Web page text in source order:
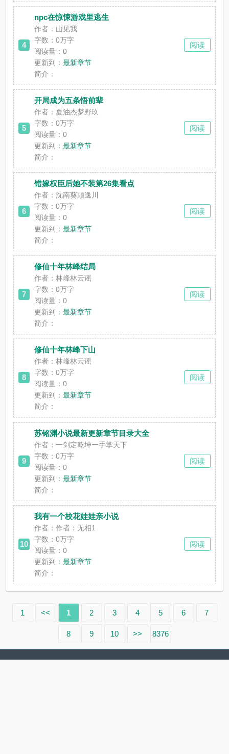
4
npc在惊悚游戏里逃生
作者：山见我
字数：0万字
阅读量：0
更新到：最新章节
简介：
阅读
5
开局成为五条悟前辈
作者：夏油杰梦野玖
字数：0万字
阅读量：0
更新到：最新章节
简介：
阅读
6
错嫁权臣后她不装第26集看点
作者：沈南葵顾逸川
字数：0万字
阅读量：0
更新到：最新章节
简介：
阅读
7
修仙十年林峰结局
作者：林峰林云谣
字数：0万字
阅读量：0
更新到：最新章节
简介：
阅读
8
修仙十年林峰下山
作者：林峰林云谣
字数：0万字
阅读量：0
更新到：最新章节
简介：
阅读
9
苏铭渊小说最新更新章节目录大全
作者：一剑定乾坤一手掌天下
字数：0万字
阅读量：0
更新到：最新章节
简介：
阅读
10
我有一个校花娃娃亲小说
作者：作者：无相1
字数：0万字
阅读量：0
更新到：最新章节
简介：
阅读
1 << 1 2 3 4 5 6 7
8 9 10 >> 8376